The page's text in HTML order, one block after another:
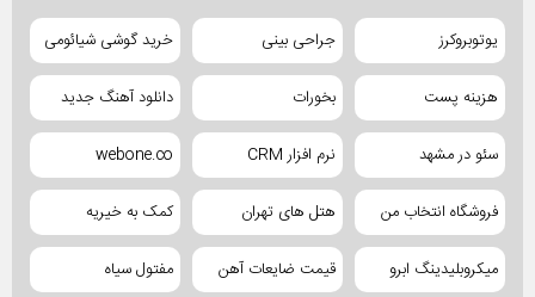
یوتوبروکرز جراحی بینی خرید گوشی شیائومی
هزینه پست بخورات دانلود آهنگ جدید
سئو در مشهد نرم افزار CRM webone.co
فروشگاه انتخاب من هتل های تهران کمک به خیریه
میکروبلیدینگ ابرو قیمت ضایعات آهن مفتول سیاه